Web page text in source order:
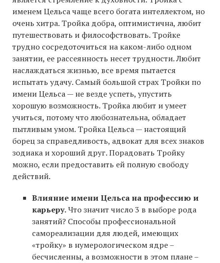
именем Цельса чаще всего богата интеллектом, но
очень хитра. Тройка добра, оптимистична, любит
путешествовать и философствовать. Тройке
трудно сосредоточиться на каком-либо одном
занятии, ее рассеянность несет трудности. Любит
наслаждаться жизнью, все время пытается
испытать удачу. Самый большой страх Тройки по
имени Цельса — не везде успеть, упустить
хорошую возможность. Тройка любит и умеет
учиться, потому что любознательна, обладает
пытливым умом. Тройка Цельса — настоящий
борец за справедливость, адвокат для всех знаков
зодиака и хороший друг. Порадовать Тройку
можно, если предоставить ей полную свободу
действий.
Влияние имени Цельса на профессию и
карьеру.Что значит число 3 в выборе рода
занятий? Способы профессиональной
самореализации для людей, имеющих
«тройку» в нумерологическом ядре –
бесчисленны, а возможности в этом плане –